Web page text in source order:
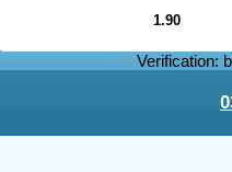
1.90
Verification: